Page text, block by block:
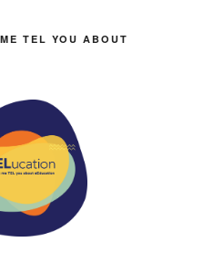
TEL YOU ABOUT